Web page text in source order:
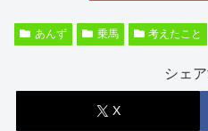
あんず 乗馬 考えたこと
シェ
X